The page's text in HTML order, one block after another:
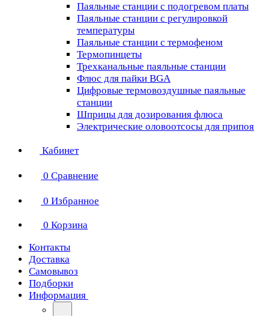
Паяльные станции с подогревом платы
Паяльные станции с регулировкой
температуры
Паяльные станции с термофеном
Термопинцеты
Трехканальные паяльные станции
Флюс для пайки BGA
Цифровые термовоздушные паяльные
станции
Шприцы для дозирования флюса
Электрические оловоотсосы для припоя
Кабинет
0 Сравнение
0 Избранное
0 Корзина
Контакты
Доставка
Самовывоз
Подборки
Информация